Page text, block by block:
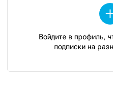
Войдите в профиль,
подписки на